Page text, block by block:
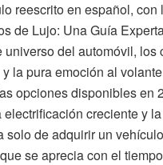
reescrito en español,
de Lujo: Una Guía
del automóvil,
la pura emoción al
opciones disponibles en
creciente y
solo de adquirir un
se aprecia con el